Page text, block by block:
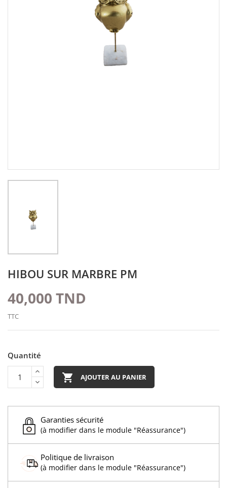
HIBOU SUR MARBRE PM
40,000 TND
TTC
Quantité
 AJOUTER AU PANIER
Garanties sécurité
(à modifier dans le module "Réassurance")
Politique de livraison
(à modifier dans le module "Réassurance")